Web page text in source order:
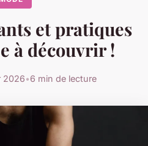
et pratiques
à découvrir !
2026•6 min de lecture